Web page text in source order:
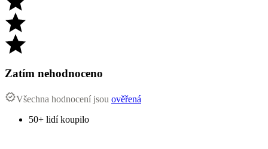
Zatím nehodnoceno
Všechna hodnocení jsou ověřená
50+ lidí koupilo